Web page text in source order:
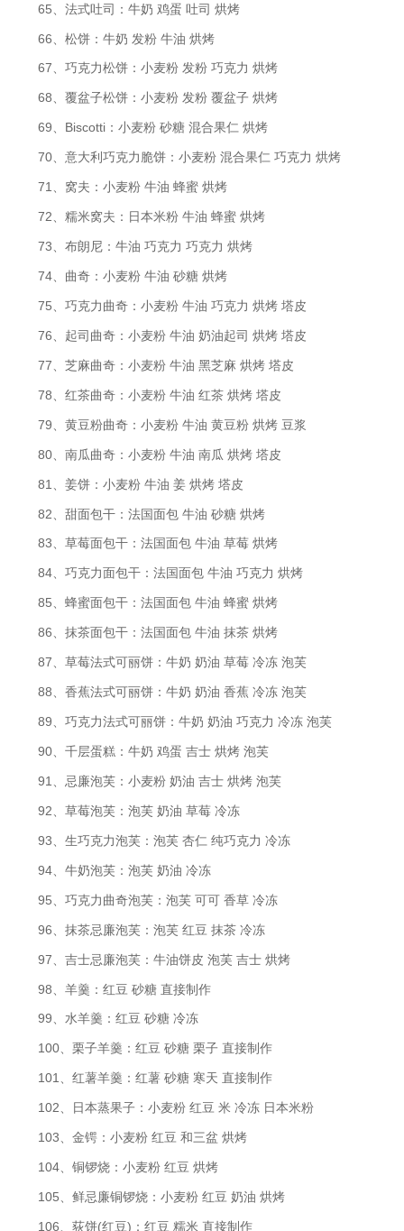
65、法式吐司：牛奶 鸡蛋 吐司 烘烤
66、松饼：牛奶 发粉 牛油 烘烤
67、巧克力松饼：小麦粉 发粉 巧克力 烘烤
68、覆盆子松饼：小麦粉 发粉 覆盆子 烘烤
69、Biscotti：小麦粉 砂糖 混合果仁 烘烤
70、意大利巧克力脆饼：小麦粉 混合果仁 巧克力 烘烤
71、窝夫：小麦粉 牛油 蜂蜜 烘烤
72、糯米窝夫：日本米粉 牛油 蜂蜜 烘烤
73、布朗尼：牛油 巧克力 巧克力 烘烤
74、曲奇：小麦粉 牛油 砂糖 烘烤
75、巧克力曲奇：小麦粉 牛油 巧克力 烘烤 塔皮
76、起司曲奇：小麦粉 牛油 奶油起司 烘烤 塔皮
77、芝麻曲奇：小麦粉 牛油 黑芝麻 烘烤 塔皮
78、红茶曲奇：小麦粉 牛油 红茶 烘烤 塔皮
79、黄豆粉曲奇：小麦粉 牛油 黄豆粉 烘烤 豆浆
80、南瓜曲奇：小麦粉 牛油 南瓜 烘烤 塔皮
81、姜饼：小麦粉 牛油 姜 烘烤 塔皮
82、甜面包干：法国面包 牛油 砂糖 烘烤
83、草莓面包干：法国面包 牛油 草莓 烘烤
84、巧克力面包干：法国面包 牛油 巧克力 烘烤
85、蜂蜜面包干：法国面包 牛油 蜂蜜 烘烤
86、抹茶面包干：法国面包 牛油 抹茶 烘烤
87、草莓法式可丽饼：牛奶 奶油 草莓 冷冻 泡芙
88、香蕉法式可丽饼：牛奶 奶油 香蕉 冷冻 泡芙
89、巧克力法式可丽饼：牛奶 奶油 巧克力 冷冻 泡芙
90、千层蛋糕：牛奶 鸡蛋 吉士 烘烤 泡芙
91、忌廉泡芙：小麦粉 奶油 吉士 烘烤 泡芙
92、草莓泡芙：泡芙 奶油 草莓 冷冻
93、生巧克力泡芙：泡芙 杏仁 纯巧克力 冷冻
94、牛奶泡芙：泡芙 奶油 冷冻
95、巧克力曲奇泡芙：泡芙 可可 香草 冷冻
96、抹茶忌廉泡芙：泡芙 红豆 抹茶 冷冻
97、吉士忌廉泡芙：牛油饼皮 泡芙 吉士 烘烤
98、羊羹：红豆 砂糖 直接制作
99、水羊羹：红豆 砂糖 冷冻
100、栗子羊羹：红豆 砂糖 栗子 直接制作
101、红薯羊羹：红薯 砂糖 寒天 直接制作
102、日本蒸果子：小麦粉 红豆 米 冷冻 日本米粉
103、金锷：小麦粉 红豆 和三盆 烘烤
104、铜锣烧：小麦粉 红豆 烘烤
105、鲜忌廉铜锣烧：小麦粉 红豆 奶油 烘烤
106、荻饼(红豆)：红豆 糯米 直接制作